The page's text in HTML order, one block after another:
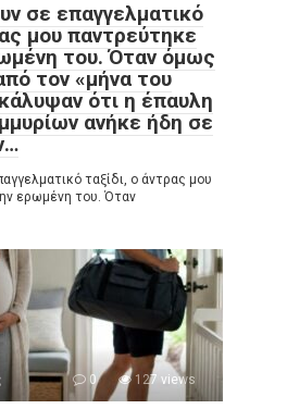
σε επαγγελματικό
μου παντρεύτηκε
του. Όταν όμως
τον «μήνα του
ότι η έπαυλη
ανήκε ήδη σε
ταξίδι, ο άντρας μου
ερωμένη του. Όταν
0 127 views